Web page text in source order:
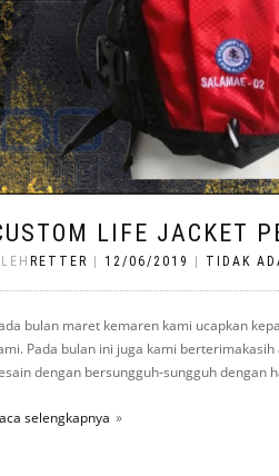
LIFE JACKET
RETTER 12/06/2019 TIDAK
bulan maret kemaren kami ucapkan
Pada bulan ini juga kami
dengan bersungguh-sungguh dengan
selengkapnya